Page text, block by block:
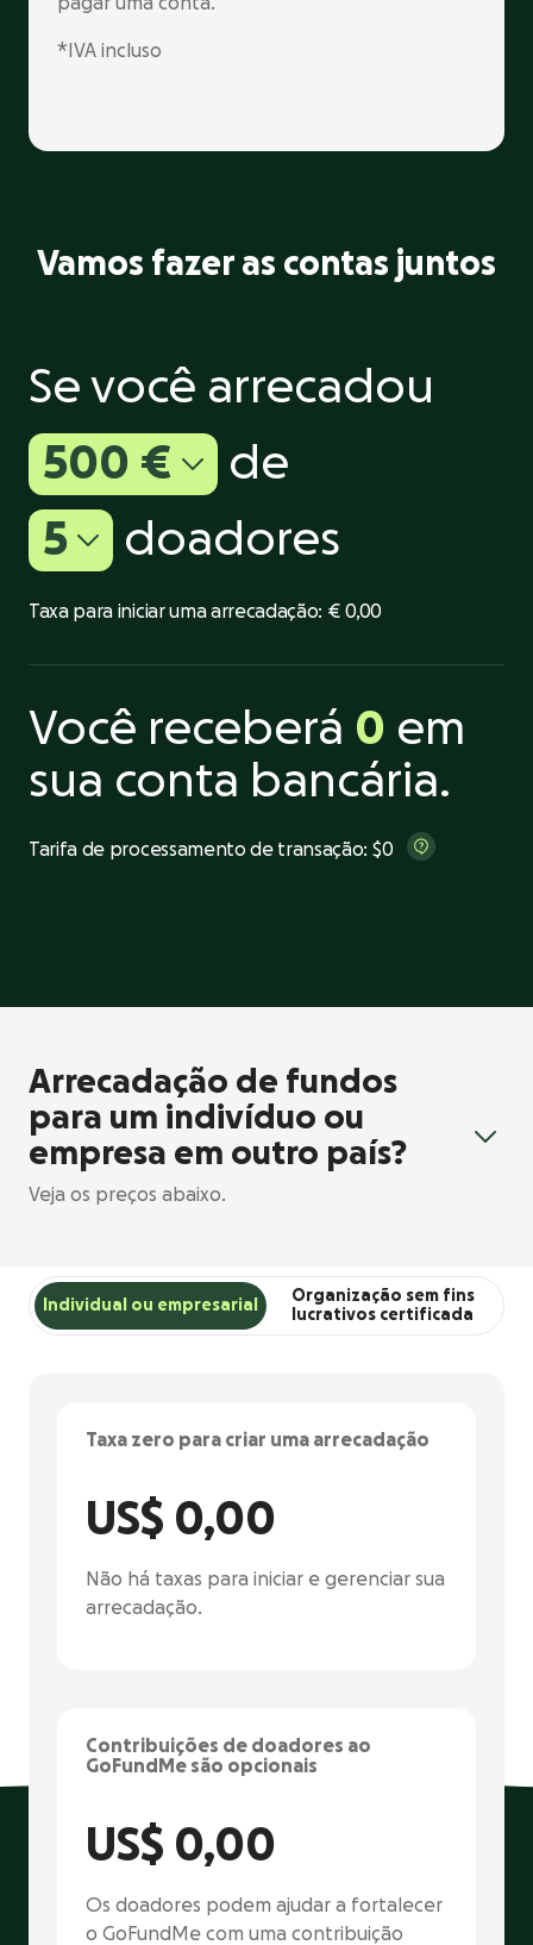
*IVA incluso
Vamos fazer as contas juntos
Se você arrecadou
500 €
de
5
doadores
Taxa para iniciar uma arrecadação: € 0,00
Você receberá 0 em
sua conta bancária.
Tarifa de processamento de transação: $0
Arrecadação de fundos
para um indivíduo ou
empresa em outro país?
Veja os preços abaixo.
Individual ou empresarial
Organização sem fins
lucrativos certificada
Taxa zero para criar uma arrecadação
US$ 0,00
Não há taxas para iniciar e gerenciar sua
arrecadação.
Contribuições de doadores ao
GoFundMe são opcionais
US$ 0,00
Os doadores podem ajudar a fortalecer
o GoFundMe com uma contribuição